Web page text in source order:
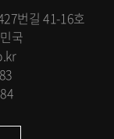
번길 41-16호
국